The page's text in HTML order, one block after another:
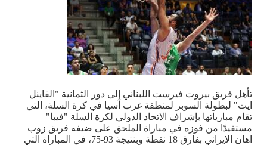
تأهل فريق بيروت فيرست اللبناني إلى دور الثمانية "الفاينل
ايت" لبطولة السوبر لمنطقة غرب آسيا في كرة السلة، التي
تقام مبارياتها بإشراف الاتحاد الدولي لكرة السلة "فيبا"
مستفيدًا من فوزه في مباراة الملحق على ضيفه فريق زوب
اهان الايراني بفارق 18 نقطة وبنتيجة 93-75، في المباراة التي